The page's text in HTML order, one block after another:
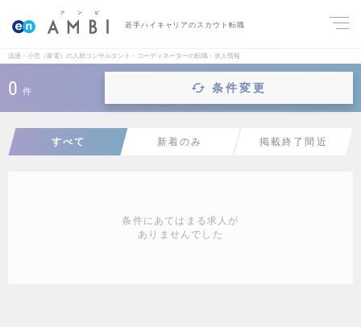
若手ハイキャリアのスカウト転職
流通・小売（家電）の人材コンサルタント・コーディネーターの転職・求人情報
0 件 条件変更
すべて 新着のみ 掲載終了間近
条件にあてはまる求人が
ありませんでした